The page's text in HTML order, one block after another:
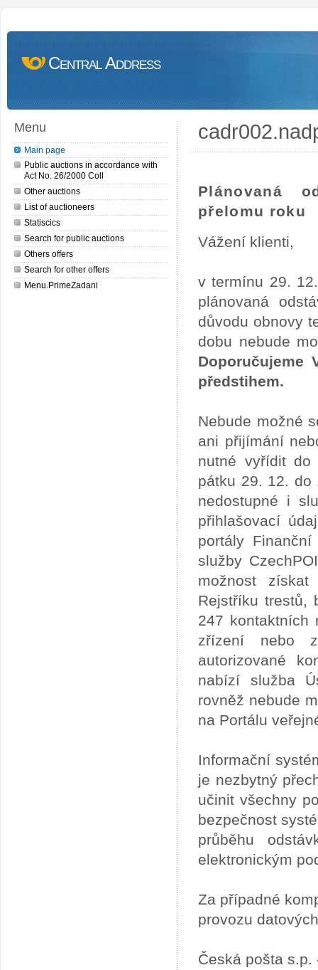
Central Address
Menu
Main page
Public auctions in accordance with
Act No. 26/2000 Coll
Other auctions
List of auctioneers
Statiscics
Search for public auctions
Others offers
Search for other offers
Menu.PrimeZadani
Plánovaná
přelomu roku
Vážení klienti,
v termínu 29.
plánovaná
důvodu obnovy
dobu nebude
Doporučujeme
předstihem.
Nebude možné
ani přijímání
nutné vyřídit do
pátku 29. 12. do
nedostupné i
přihlašovací
portály
služby
možnost
Rejstříku trestů,
247 kontaktních
zřízení nebo
autorizované
nabízí služba
rovněž nebude
na Portálu
Informační
je nezbytný
učinit všechny
bezpečnost
průběhu
elektronickým
Za případné
provozu
Česká pošta s.p.